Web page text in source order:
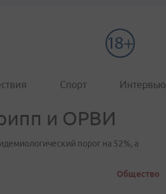
Спорт Интервью
и ОРВИ
порог на 52%, а
Общество